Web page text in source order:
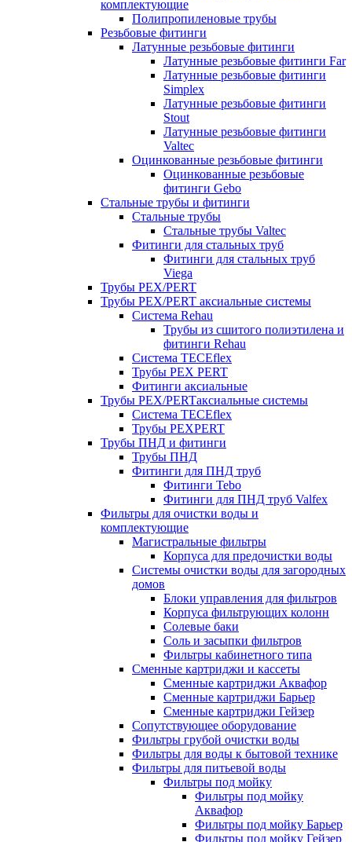
комплектующие
Полипропиленовые трубы
Резьбовые фитинги
Латунные резьбовые фитинги
Латунные резьбовые фитинги Far
Латунные резьбовые фитинги
Simplex
Латунные резьбовые фитинги
Stout
Латунные резьбовые фитинги
Valtec
Оцинкованные резьбовые фитинги
Оцинкованные резьбовые
фитинги Gebo
Стальные трубы и фитинги
Стальные трубы
Стальные трубы Valtec
Фитинги для стальных труб
Фитинги для стальных труб
Viega
Трубы PEX/PERT
Трубы PEX/PERT аксиальные системы
Система Rehau
Трубы из сшитого полиэтилена и
фитинги Rehau
Система TECEflex
Трубы PEX PERT
Фитинги аксиальные
Трубы PEX/PERTаксиальные системы
Система TECEflex
Трубы PEXPERT
Трубы ПНД и фитинги
Трубы ПНД
Фитинги для ПНД труб
Фитинги Tebo
Фитинги для ПНД труб Valfex
Фильтры для очистки воды и
комплектующие
Магистральные фильтры
Корпуса для предочистки воды
Системы очистки воды для загородных
домов
Блоки управления для фильтров
Корпуса фильтрующих колонн
Солевые баки
Соль и засыпки фильтров
Фильтры кабинетного типа
Сменные картриджи и кассеты
Сменные картриджи Аквафор
Сменные картриджи Барьер
Сменные картриджи Гейзер
Сопутствующее оборудование
Фильтры грубой очистки воды
Фильтры для воды к бытовой технике
Фильтры для питьевой воды
Фильтры под мойку
Фильтры под мойку
Аквафор
Фильтры под мойку Барьер
Фильтры под мойку Гейзер